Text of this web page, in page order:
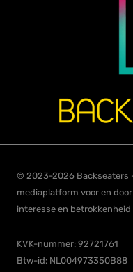
© 2023-2026 Backseaters
mediaplatform voor en
interesse en
KVK-nummer: 92721761
Btw-id: NL004973350B88